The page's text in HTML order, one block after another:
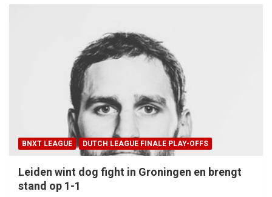
BNXT LEAGUE DUTCH LEAGUE FINALE PLAY-OFFS
Leiden wint dog fight in Groningen en brengt
stand op 1-1